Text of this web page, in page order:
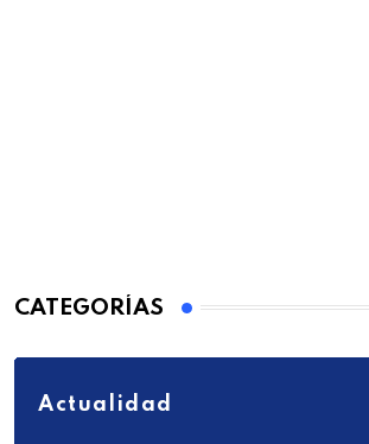
CATEGORÍAS
Actualidad